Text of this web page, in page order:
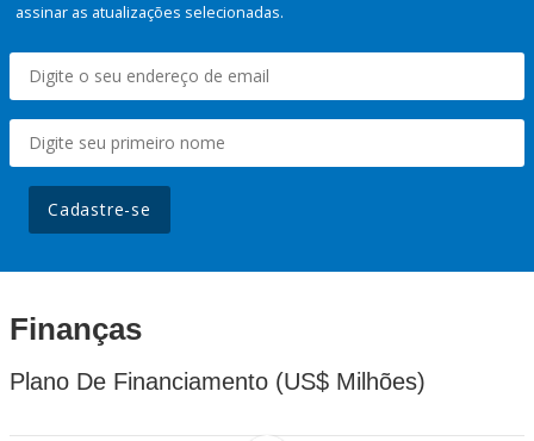
assinar as atualizações selecionadas.
Cadastre-se
Finanças
Plano De Financiamento (US$ Milhões)